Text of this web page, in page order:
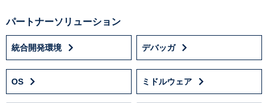
パートナーソリューション
統合開発環境 デバッガ
OS ミドルウェア